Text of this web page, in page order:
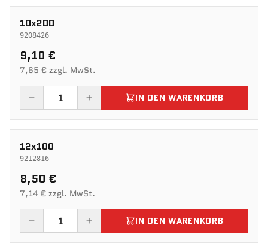
10x200
9208426
9,10 €
7,65 € zzgl. MwSt.
IN DEN WARENKORB
12x100
9212816
8,50 €
7,14 € zzgl. MwSt.
IN DEN WARENKORB